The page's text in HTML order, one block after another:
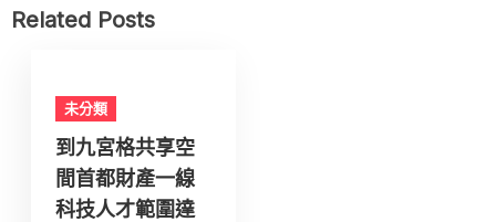
Related Posts
未分類
到九宮格共享空
間首都財產一線
科技人才範圍達